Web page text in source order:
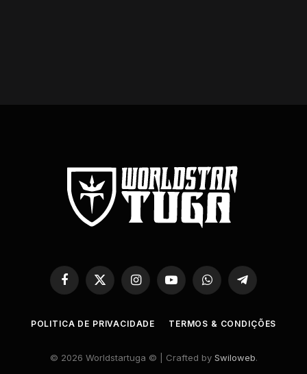
Facebook
X
(Twitter)
InstagramYouTubeWhatsAppTelegram
POLITICA DE PRIVACIDADE TERMOS & CONDIÇÕES
© 2026 Worldstartuga © | Crafted by Swiloweb.